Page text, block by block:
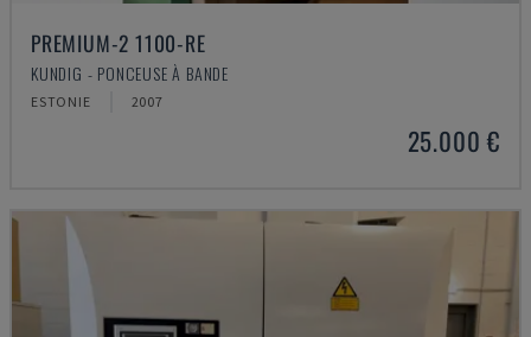
PREMIUM-2 1100-RE
KUNDIG - PONCEUSE À BANDE
ESTONIE 2007
25.000 €